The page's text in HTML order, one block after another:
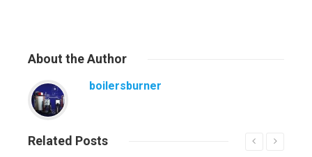
About the Author
boilersburner
Related Posts